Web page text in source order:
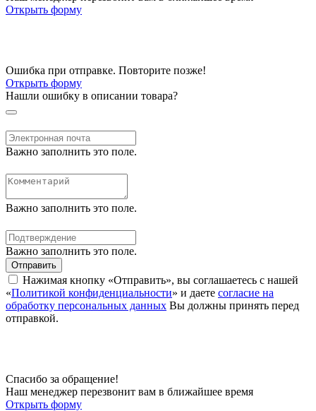
Открыть форму
Ошибка при отправке. Повторите позже!
Открыть форму
Нашли ошибку в описании товара?
Важно заполнить это поле.
Важно заполнить это поле.
Важно заполнить это поле.
Отправить
Нажимая кнопку «Отправить», вы соглашаетесь с нашей
«Политикой конфиденциальности» и даете согласие на
обработку персональных данных Вы должны принять перед
отправкой.
Спасибо за обращение!
Наш менеджер перезвонит вам в ближайшее время
Открыть форму